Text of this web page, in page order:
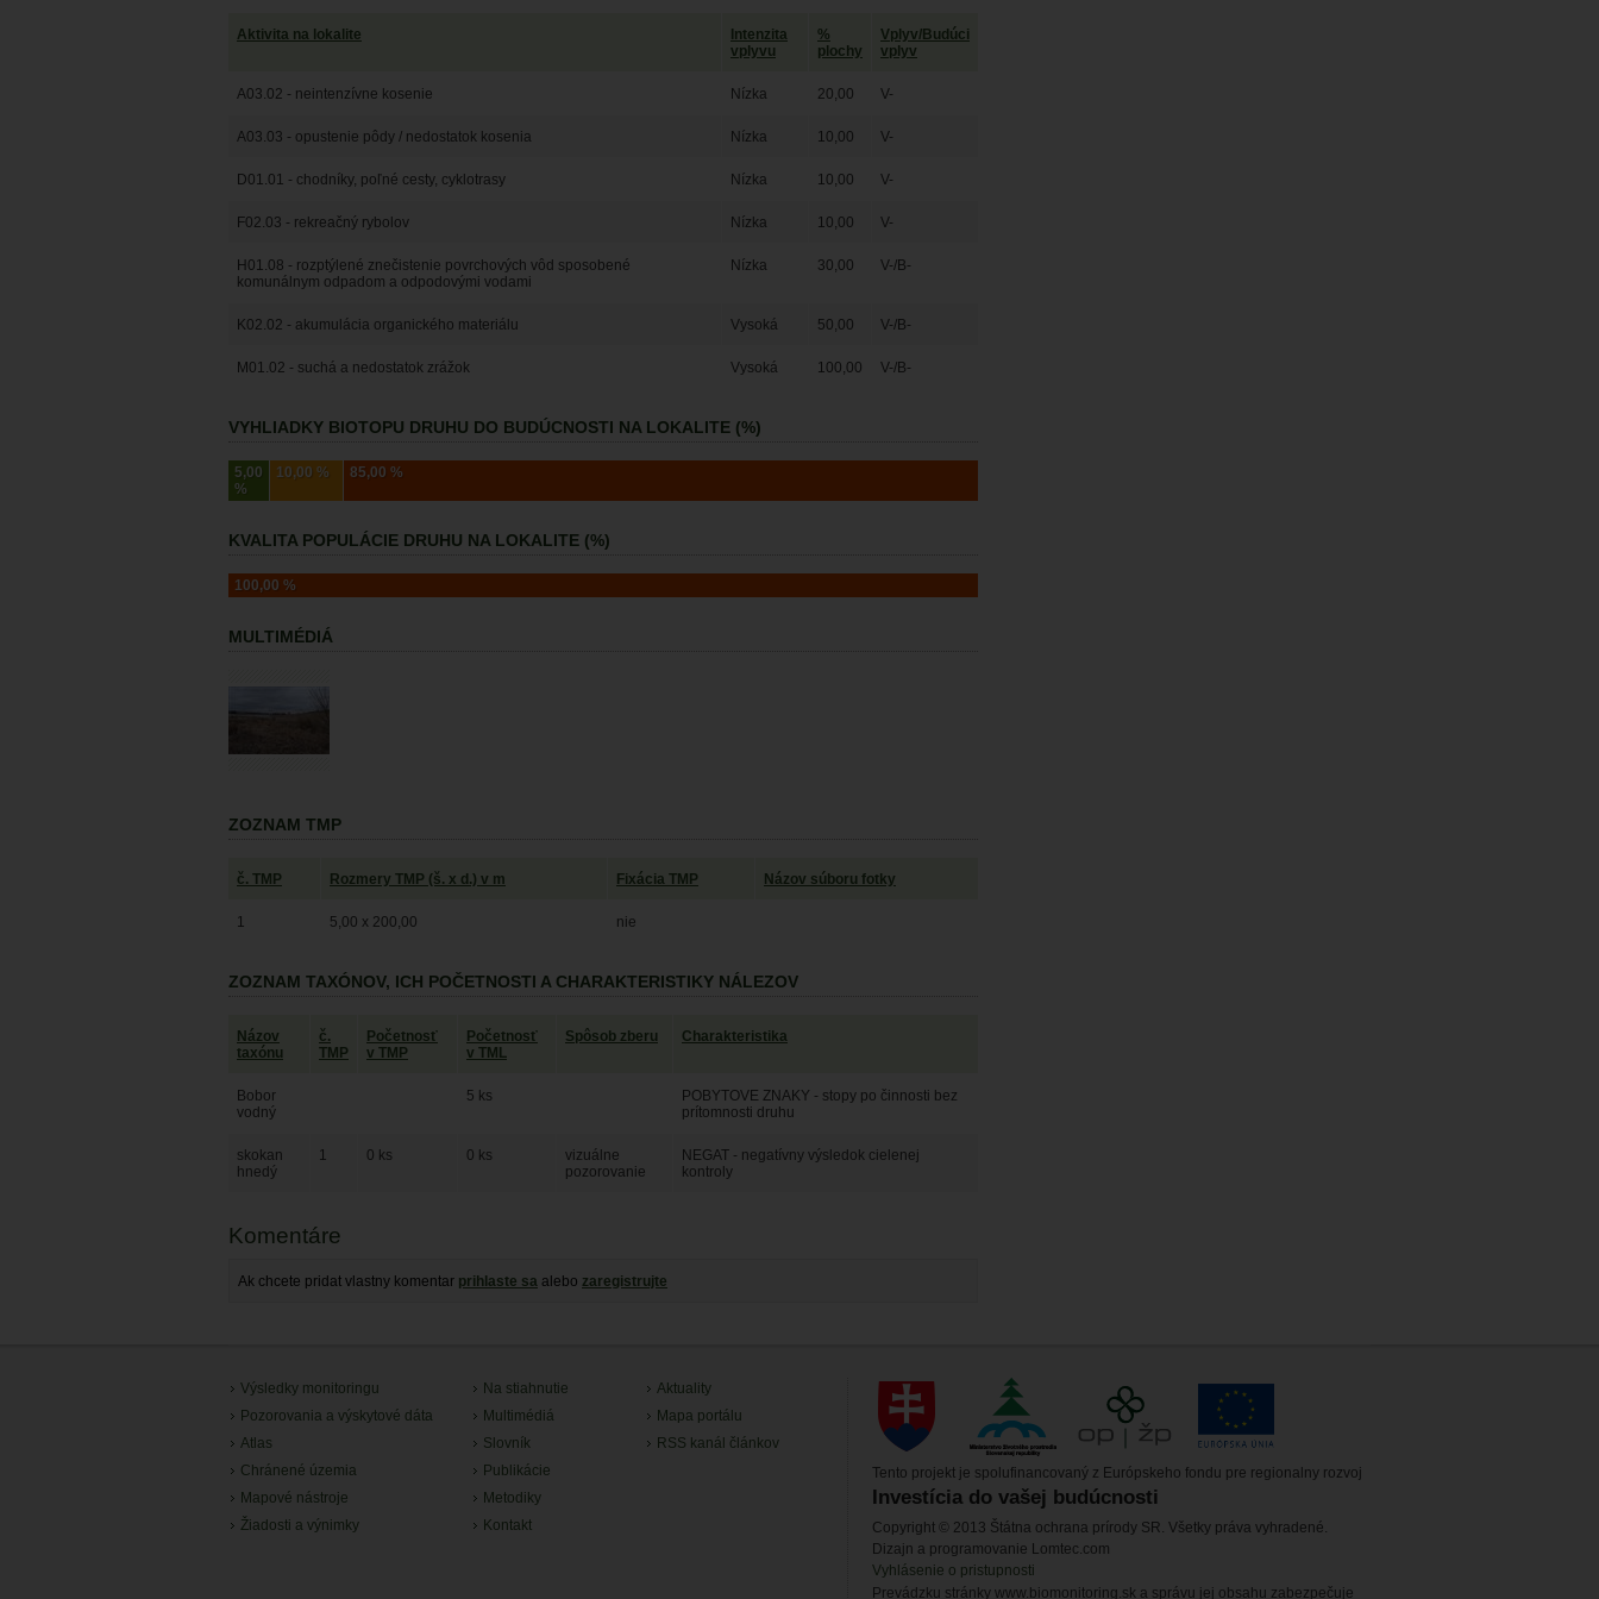
Aktivita na lokalite
Intenzita
vplyvu
%
plochy
Vplyv/Budúci
vplyv
A03.02 - neintenzívne kosenie Nízka 20,00 V-
A03.03 - opustenie pôdy / nedostatok kosenia Nízka 10,00 V-
D01.01 - chodníky, poľné cesty, cyklotrasy Nízka 10,00 V-
F02.03 - rekreačný rybolov Nízka 10,00 V-
H01.08 - rozptýlené znečistenie povrchových vôd sposobené
komunálnym odpadom a odpodovými vodami
Nízka 30,00 V-/B-
K02.02 - akumulácia organického materiálu Vysoká 50,00 V-/B-
M01.02 - suchá a nedostatok zrážok Vysoká 100,00 V-/B-
VYHLIADKY BIOTOPU DRUHU DO BUDÚCNOSTI NA LOKALITE (%)
5,00
%
10,00 % 85,00 %
KVALITA POPULÁCIE DRUHU NA LOKALITE (%)
100,00 %
MULTIMÉDIÁ
ZOZNAM TMP
č. TMP Rozmery TMP (š. x d.) v m Fixácia TMP Názov súboru fotky
1 5,00 x 200,00 nie
ZOZNAM TAXÓNOV, ICH POČETNOSTI A CHARAKTERISTIKY NÁLEZOV
Názov
taxónu
č.
TMP
Početnosť
v TMP
Početnosť
v TML
Spôsob zberu Charakteristika
Bobor
vodný
5 ks
POBYTOVE ZNAKY - stopy po činnosti bez
prítomnosti druhu
skokan
hnedý
1 0 ks 0 ks
vizuálne
pozorovanie
NEGAT - negatívny výsledok cielenej
kontroly
Komentáre
Ak chcete pridat vlastny komentar prihlaste sa alebo zaregistrujte
Výsledky monitoringu
Pozorovania a výskytové dáta
Atlas
Chránené územia
Mapové nástroje
Žiadosti a výnimky
Na stiahnutie
Multimédiá
Slovník
Publikácie
Metodiky
Kontakt
Aktuality
Mapa portálu
RSS kanál článkov
Tento projekt je spolufinancovaný z Európskeho fondu pre regionalny rozvoj
Investícia do vašej budúcnosti
Copyright © 2013 Štátna ochrana prírody SR. Všetky práva vyhradené.
Dizajn a programovanie Lomtec.com
Vyhlásenie o pristupnosti
Prevádzku stránky www.biomonitoring.sk a správu jej obsahu zabezpečuje